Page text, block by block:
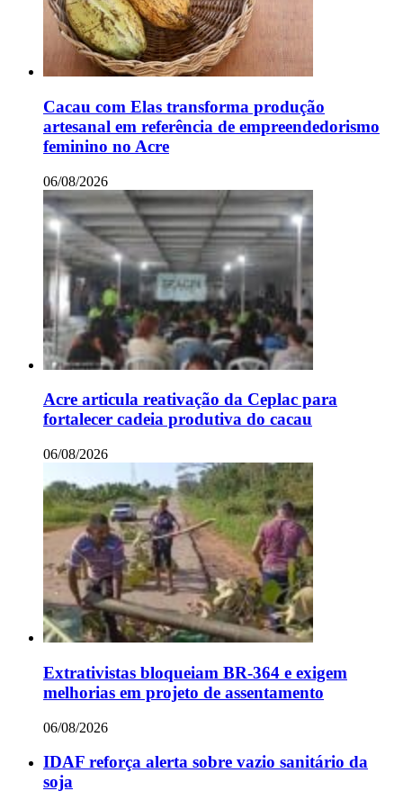
Cacau com Elas transforma produção
artesanal em referência de empreendedorismo
feminino no Acre
06/08/2026
Acre articula reativação da Ceplac para
fortalecer cadeia produtiva do cacau
06/08/2026
Extrativistas bloqueiam BR-364 e exigem
melhorias em projeto de assentamento
06/08/2026
IDAF reforça alerta sobre vazio sanitário da
soja